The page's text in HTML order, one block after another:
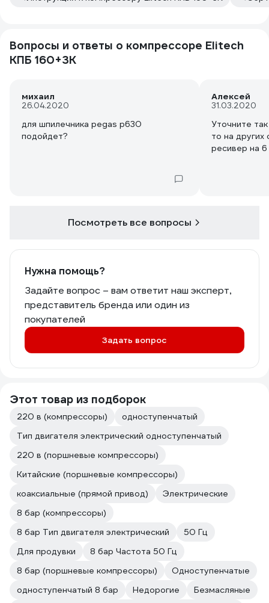
Вопросы и ответы о компрессоре Elitech
КПБ 160+3К
михаил
26.04.2020
для шпилечника pegas p630
подойдет?
Алексей
31.03.2020
Уточните
то на других
ресивер на 6
Посмотреть все вопросы
Нужна помощь?
Задайте вопрос – вам ответит наш эксперт,
представитель бренда или один из
покупателей
Задать вопрос
Этот товар из подборок
220 в (компрессоры)
одноступенчатый
Тип двигателя электрический одноступенчатый
220 в (поршневые компрессоры)
Китайские (поршневые компрессоры)
коаксиальные (прямой привод)
Электрические
8 бар (компрессоры)
8 бар Тип двигателя электрический
50 Гц
Для продувки
8 бар Частота 50 Гц
8 бар (поршневые компрессоры)
Одноступенчатые
одноступенчатый 8 бар
Недорогие
Безмасляные